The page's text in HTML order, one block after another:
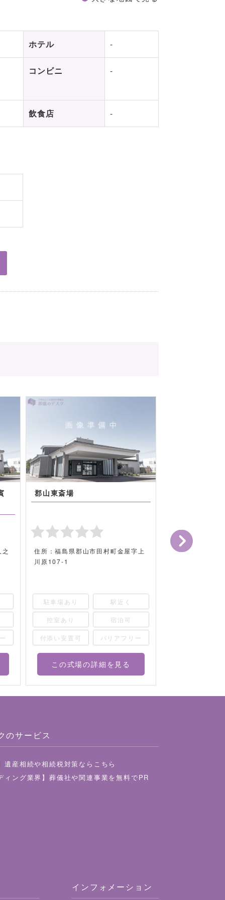
ホテル -
コンビニ -
飲食店 -
郡山東斎場
住所：福島県郡山市田村町金屋字上
川原107-1
駐車場あり 駅近く
控室あり 宿泊可
付添い安置可 バリアフリー
この式場の詳細を見る
最寄り駅：JR「
のサービス
遺産相続や相続税対策ならこちら
ィング業界】葬儀社や関連事業を無料でPR
インフォメーション